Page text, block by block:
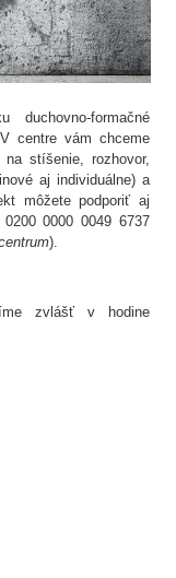
duchovno-formačné
V centre vám chceme
stíšenie, rozhovor,
aj individuálne) a
môžete podporiť aj
0000 0049 6737
).
zvlášť v hodine